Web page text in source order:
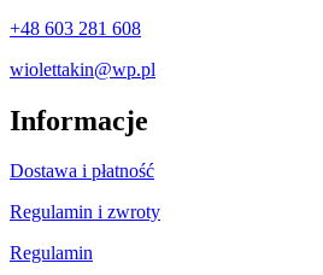
+48 603 281 608
wiolettakin@wp.pl
Informacje
Dostawa i płatność
Regulamin i zwroty
Regulamin